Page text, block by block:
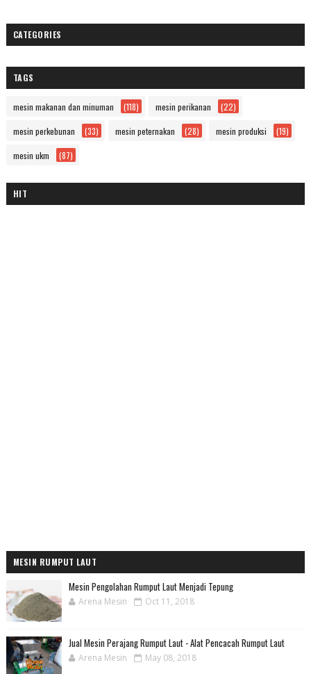
CATEGORIES
TAGS
mesin makanan dan minuman (118) mesin perikanan (22)
mesin perkebunan (33) mesin peternakan (28) mesin produksi (19)
mesin ukm (87)
HIT
MESIN RUMPUT LAUT
Mesin Pengolahan Rumput Laut Menjadi Tepung
Arena Mesin Oct 11, 2018
Jual Mesin Perajang Rumput Laut - Alat Pencacah Rumput Laut
Arena Mesin May 08, 2018